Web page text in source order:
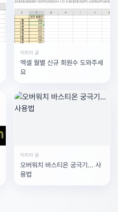
이미지 글
엑셀 월별 신규 회원수 도와주세
요
이미지 글
오버워치 바스티온 궁극기... 사
용법